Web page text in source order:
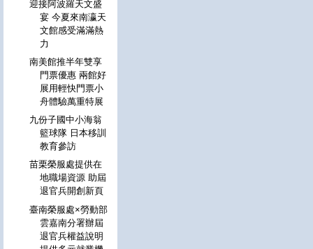
迎接阿波羅天文盛
宴 今夏來南瀛天
文館感受滿滿熱
力
南美館推半年雙享
門票優惠 兩館好
展用輕快門票小
舟體驗萬重特展
九份子國中小海翁
籃球隊 日本移訓
教育參訪
苗栗榮服處提供在
地職場資源 助屆
退官兵開創新頁
臺南榮服處×勞動部
雲嘉南分署辦屆
退官兵權益說明